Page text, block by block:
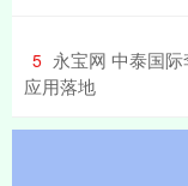
5 永宝网 中泰国
应用落地